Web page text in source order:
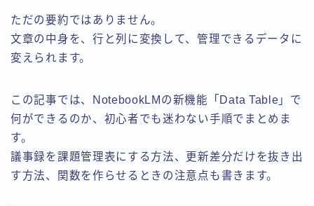
ただの要約ではありません。
文章の中身を、行と列に変換して、管理できるデータに
変えられます。
この記事では、NotebookLMの新機能「Data Table」で
何ができるのか、初心者でも迷わない手順でまとめま
す。
議事録を課題管理表にする方法、更新差分だけを抜き出
す方法、関数を作らせるときの注意点も書きます。